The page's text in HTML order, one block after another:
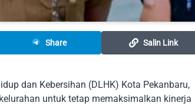
Share Salin Link
dan Kebersihan (DLHK) Kota Pekanbaru,
untuk tetap memaksimalkan kinerja